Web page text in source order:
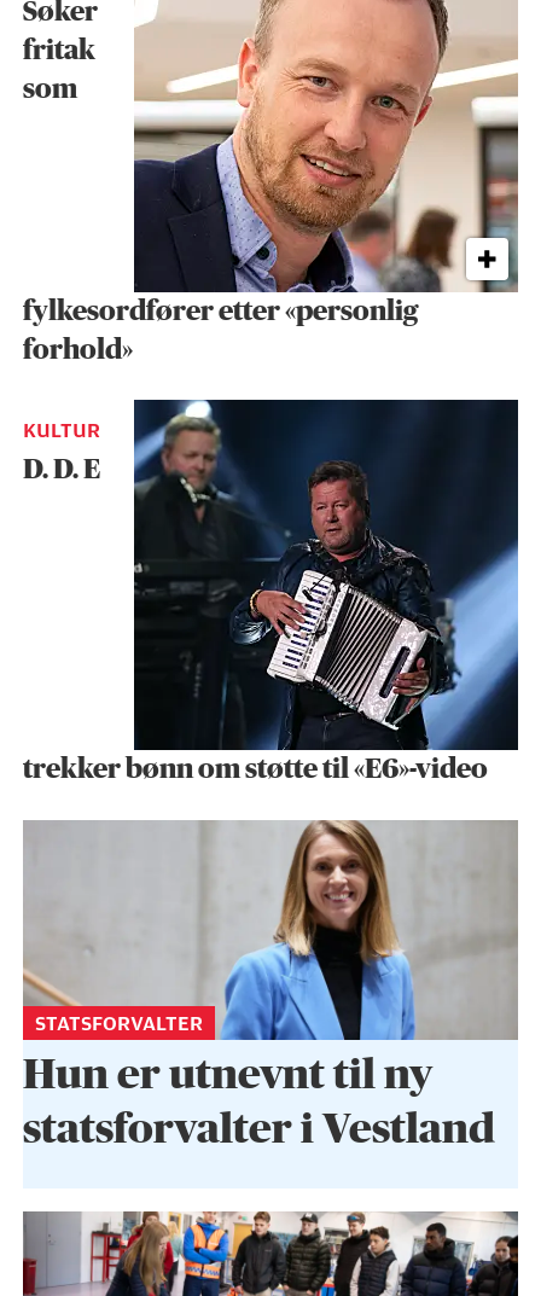
Søker
fritak
som
fylkesordfører etter «personlig
forhold»
KULTUR
D. D. E
trekker bønn om støtte til «E6»-video
STATSFORVALTER
Hun er utnevnt til ny
statsforvalter i Vestland